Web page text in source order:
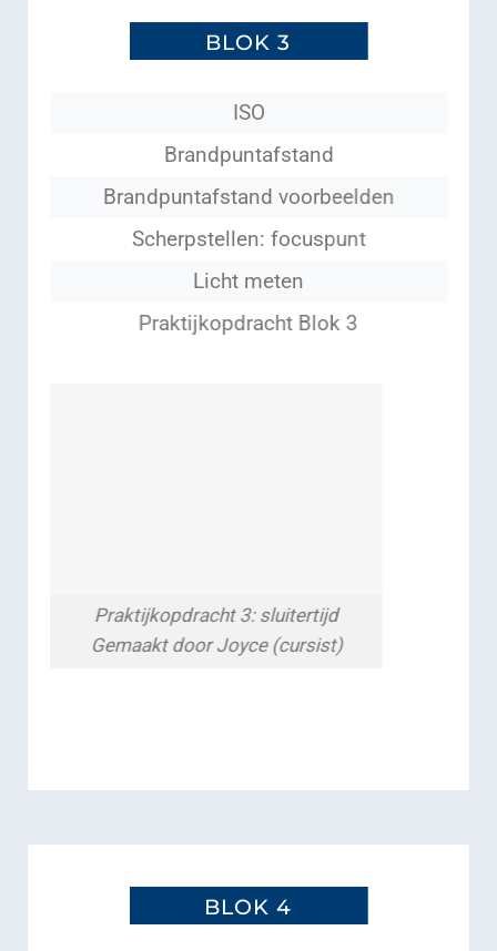
BLOK 3
ISO
Brandpuntafstand
Brandpuntafstand voorbeelden
Scherpstellen: focuspunt
Licht meten
Praktijkopdracht Blok 3
Praktijkopdracht 3: sluitertijd
Gemaakt door Joyce (cursist)
BLOK 4